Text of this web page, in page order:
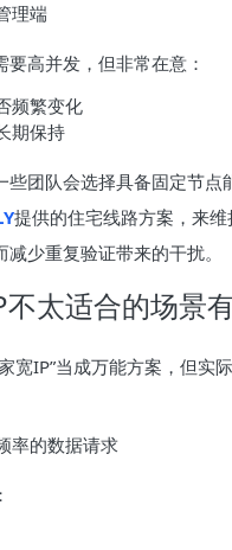
理端
高并发，但非常在意：
频繁变化
期保持
些团队会选择具备固定节点
提供的住宅线路方案，来
少重复验证带来的干扰。
太适合的场景
宽IP”当成万能方案，但实
率的数据请求